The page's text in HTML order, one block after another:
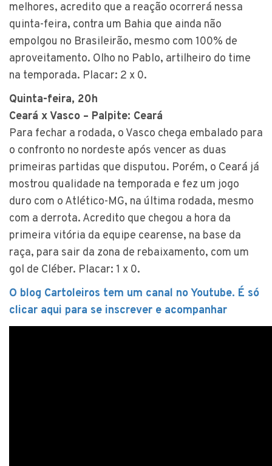
melhores, acredito que a reação ocorrerá nessa
quinta-feira, contra um Bahia que ainda não
empolgou no Brasileirão, mesmo com 100% de
aproveitamento. Olho no Pablo, artilheiro do time
na temporada. Placar: 2 x 0.
Quinta-feira, 20h
Ceará x Vasco – Palpite: Ceará
Para fechar a rodada, o Vasco chega embalado para
o confronto no nordeste após vencer as duas
primeiras partidas que disputou. Porém, o Ceará já
mostrou qualidade na temporada e fez um jogo
duro com o Atlético-MG, na última rodada, mesmo
com a derrota. Acredito que chegou a hora da
primeira vitória da equipe cearense, na base da
raça, para sair da zona de rebaixamento, com um
gol de Cléber. Placar: 1 x 0.
O blog Cartoleiros tem um canal no Youtube. É só
clicar aqui para se inscrever e acompanhar